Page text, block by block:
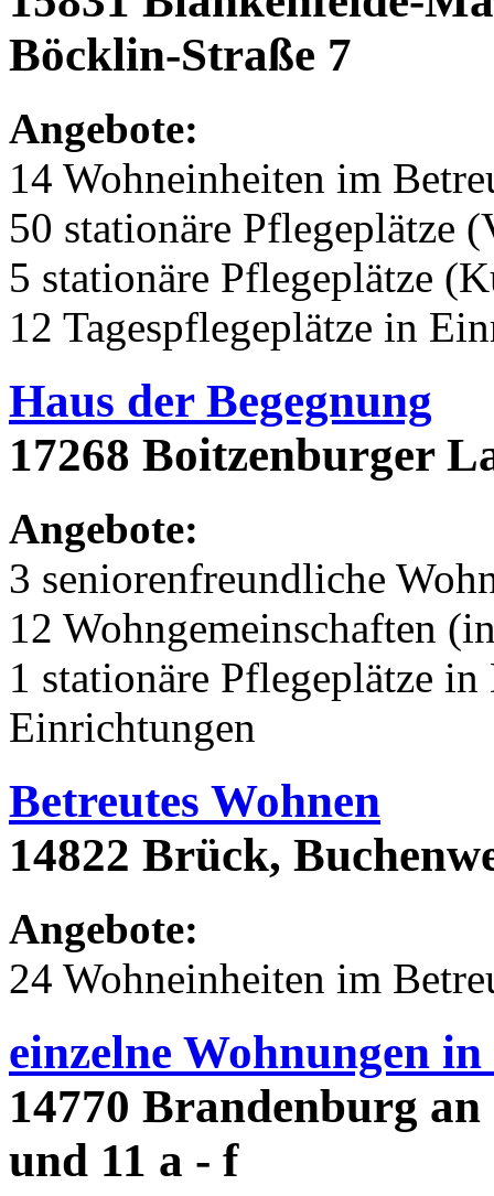
Böcklin-Straße 7
Angebote:
14 Wohneinheiten im
50 stationäre Pflegeplätze
5 stationäre Pflegeplätze
12 Tagespflegeplätze in
Haus der Begegnung
17268 Boitzenburger
Angebote:
3 seniorenfreundliche
12 Wohngemeinschaften
1 stationäre Pflegeplätze
Einrichtungen
Betreutes Wohnen
14822 Brück,
Angebote:
24 Wohneinheiten im
einzelne Wohnungen
14770 Brandenburg
und 11 a - f